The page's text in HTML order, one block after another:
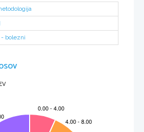
premikanje stvari in razlikovanja med predmeti in deli telesa.
spolu in velikosti. Proti koncu te faze že pomaga pri lažjih
- bolezni